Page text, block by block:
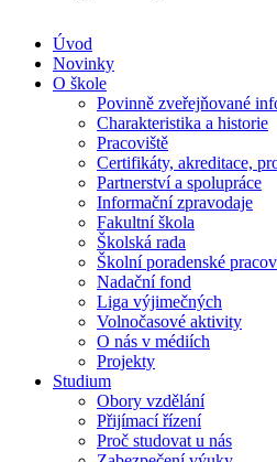
Úvod
Novinky
O škole
Povinně zveřejňované
Charakteristika a historie
Pracoviště
Certifikáty, akreditace,
Partnerství a spolupráce
Informační zpravodaje
Fakultní škola
Školská rada
Školní poradenské
Nadační fond
Liga výjimečných
Volnočasové aktivity
O nás v médiích
Projekty
Studium
Obory vzdělání
Přijímací řízení
Proč studovat u nás